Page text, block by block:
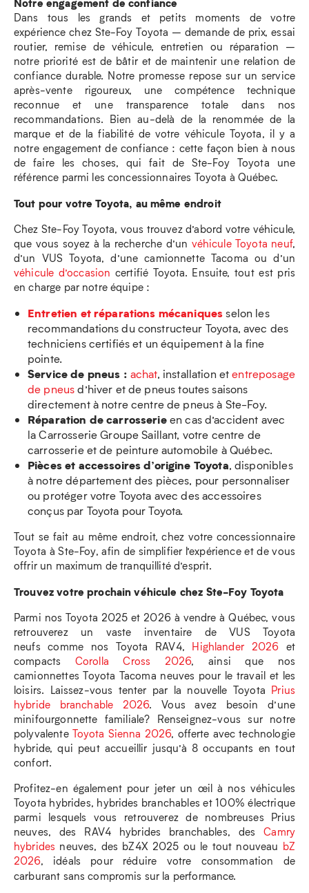
Dans tous les grands et petits moments de votre
expérience chez Ste-Foy Toyota – demande de prix, essai
routier, remise de véhicule, entretien ou réparation –
notre priorité est de bâtir et de maintenir une relation de
confiance durable. Notre promesse repose sur un service
après-vente rigoureux, une compétence technique
reconnue et une transparence totale dans nos
recommandations. Bien au-delà de la renommée de la
marque et de la fiabilité de votre véhicule Toyota, il y a
notre engagement de confiance : cette façon bien à nous
de faire les choses, qui fait de Ste-Foy Toyota une
référence parmi les concessionnaires Toyota à Québec.
Tout pour votre Toyota, au même endroit
Chez Ste-Foy Toyota, vous trouvez d’abord votre véhicule,
que vous soyez à la recherche d’un véhicule Toyota neuf,
d’un VUS Toyota, d’une camionnette Tacoma ou d’un
véhicule d’occasion certifié Toyota. Ensuite, tout est pris
en charge par notre équipe :
Entretien et réparations mécaniquesselon les
recommandations du constructeur Toyota, avec des
techniciens certifiés et un équipement à la fine
pointe.
Service de pneus : achat, installation etentreposage
de pneusd’hiver et de pneus toutes saisons
directement à notre centre de pneus à Ste-Foy.
Réparation de carrosserieen cas d’accident avec
la Carrosserie Groupe Saillant, votre centre de
carrosserie et de peinture automobile à Québec.
Pièces et accessoires d’origine Toyota, disponibles
à notre département des pièces, pour personnaliser
ou protéger votre Toyota avec des accessoires
conçus par Toyota pour Toyota.
Tout se fait au même endroit, chez votre concessionnaire
Toyota à Ste-Foy, afin de simplifier l’expérience et de vous
offrir un maximum de tranquillité d’esprit.
Trouvez votre prochain véhicule chez Ste-Foy Toyota
Parmi nos Toyota 2025 et 2026 à vendre à Québec, vous
retrouverez un vaste inventaire de VUS Toyota
neufs comme nos Toyota RAV4, Highlander 2026 et
compacts Corolla Cross 2026, ainsi que nos
camionnettes Toyota Tacoma neuves pour le travail et les
loisirs. Laissez-vous tenter par la nouvelle Toyota Prius
hybride branchable 2026. Vous avez besoin d’une
minifourgonnette familiale? Renseignez-vous sur notre
polyvalente Toyota Sienna 2026, offerte avec technologie
hybride, qui peut accueillir jusqu’à 8 occupants en tout
confort.
Profitez-en également pour jeter un œil à nos véhicules
Toyota hybrides, hybrides branchables et 100% électrique
parmi lesquels vous retrouverez de nombreuses Prius
neuves, des RAV4 hybrides branchables, desCamry
hybrides neuves, des bZ4X 2025 ou le tout nouveau bZ
2026, idéals pour réduire votre consommation de
carburant sans compromis sur la performance.